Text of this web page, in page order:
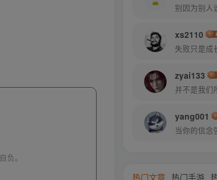
负。
xs2110
失败只是成
zyai133
并不是我们
yang001
热门文章 热门手游